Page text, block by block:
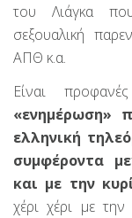
του Λιάγκα
σεξουαλική
ΑΠΘ κ.α.
Είναι
«ενημέρωση»
ελληνική
συμφέροντα
και με την
χέρι χέρι με την